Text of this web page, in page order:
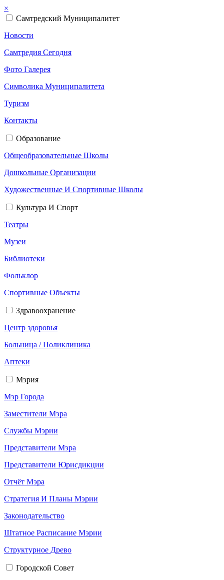
×
Самтредский Муниципалитет
Новости
Самтредия Сегодня
Фото Галерея
Символика Муниципалитета
Туризм
Контакты
Образование
Общеобразовательные Школы
Дошкольные Организации
Художественные И Спортивные Школы
Культура И Спорт
Театры
Музеи
Библиотеки
Фольклор
Спортивные Объекты
Здравоохранение
Центр здоровья
Больница / Поликлиника
Аптеки
Мэрия
Мэр Города
Заместители Мэра
Службы Мэрии
Представители Мэра
Представители Юрисдикции
Отчёт Мэра
Стратегия И Планы Мэрии
Законодательство
Штатное Расписание Мэрии
Структурное Древо
Городской Совет